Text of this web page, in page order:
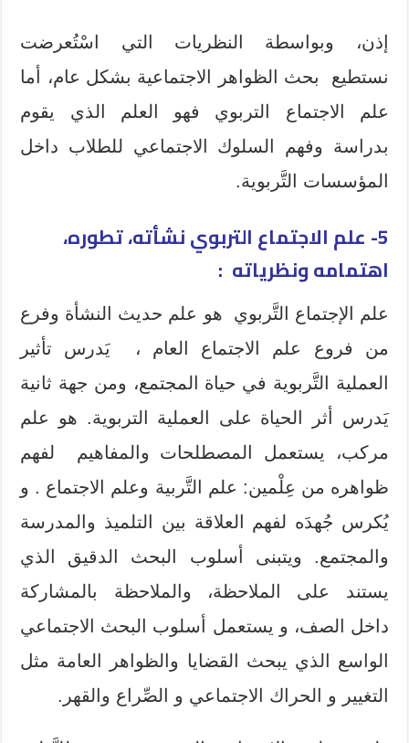
إذن، وبواسطة النظريات التي اسْتُعرضت
نستطيع بحث الظواهر الاجتماعية بشكل عام، أما
علم الاجتماع التربوي فهو العلم الذي يقوم
بدراسة وفهم السلوك الاجتماعي للطلاب داخل
المؤسسات التَّربوية.
5- علم الاجتماع التربوي نشأته، تطوره،
اهتمامه ونظرياته :
علم الإجتماع التَّربوي هو علم حديث النشأة وفرع
من فروع علم الاجتماع العام ، يَدرس تأثير
العملية التَّربوية في حياة المجتمع، ومن جهة ثانية
يَدرس أثر الحياة على العملية التربوية. هو علم
مركب، يستعمل المصطلحات والمفاهيم لفهم
ظواهره من عِلْمين: علم التَّربية وعلم الاجتماع . و
يُكرس جُهدَه لفهم العلاقة بين التلميذ والمدرسة
والمجتمع. ويتبنى أسلوب البحث الدقيق الذي
يستند على الملاحظة، والملاحظة بالمشاركة
داخل الصف، و يستعمل أسلوب البحث الاجتماعي
الواسع الذي يبحث القضايا والظواهر العامة مثل
التغيير و الحراك الاجتماعي و الصِّراع والقهر.